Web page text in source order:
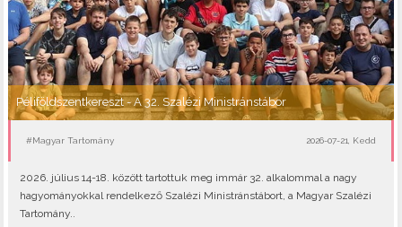
Péliföldszentkereszt - A 32. Szalézi Ministránstábor
#Magyar Tartomány 2026-07-21, Kedd
2026. július 14-18. között tartottuk meg immár 32. alkalommal a nagy
hagyományokkal rendelkező Szalézi Ministránstábort, a Magyar Szalézi
Tartomány..